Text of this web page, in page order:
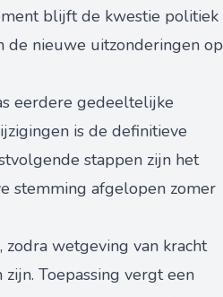
blijft de kwestie politiek
de nieuwe uitzonderingen op
eerdere gedeeltelijke
is de definitieve
stappen zijn het
stemming afgelopen zomer
wetgeving van kracht
Toepassing vergt een